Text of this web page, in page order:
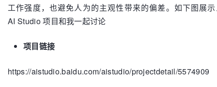
工作强度，也避免人为的主观性带来的偏差。如下图展
AI Studio 项目和我一起讨论️
项目链接
https://aistudio.baidu.com/aistudio/projectdetail/5574909